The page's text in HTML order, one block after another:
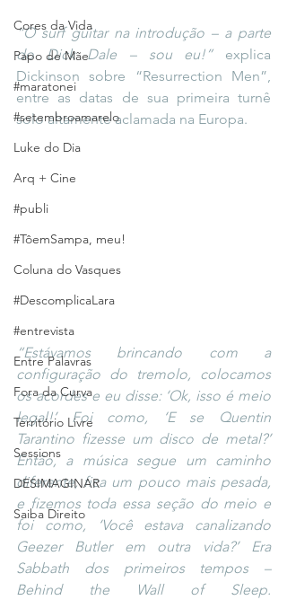
Cores da Vida
Papo de Mãe
#maratonei
#setembroamarelo
Luke do Dia
Arq + Cine
#publi
#TôemSampa, meu!
Coluna do Vasques
#DescomplicaLara
#entrevista
Entre Palavras
Fora da Curva
Território Livre
Sessions
DESIMAGINAR
Saiba Direito
“O surf guitar na introdução – a parte
do Dick Dale – sou eu!” explica
Dickinson sobre “Resurrection Men”,
entre as datas de sua primeira turnê
solo altamente aclamada na Europa.
“Estávamos brincando com a
configuração do tremolo, colocamos
os acordes e eu disse: ‘Ok, isso é meio
legal!’ Foi como, ‘E se Quentin
Tarantino fizesse um disco de metal?’
Então, a música segue um caminho
diferente, fica um pouco mais pesada,
e fizemos toda essa seção do meio e
foi como, ‘Você estava canalizando
Geezer Butler em outra vida?’ Era
Sabbath dos primeiros tempos –
Behind the Wall of Sleep.